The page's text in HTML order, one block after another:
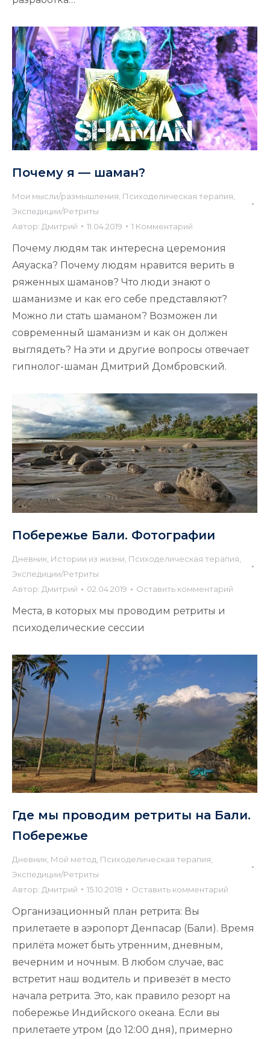
Почему я — шаман?
Мои мысли/размышления Психоделическая терапия
Экспедиции/Ретриты
Автор: Дмитрий 11.04.2019 1 Комментарий
Почему людям так интересна церемония
Аяуаска? Почему людям нравится верить в
ряженных шаманов? Что люди знают о
шаманизме и как его себе представляют?
Можно ли стать шаманом? Возможен ли
современный шаманизм и как он должен
выглядеть? На эти и другие вопросы отвечает
гипнолог-шаман Дмитрий Домбровский.
Побережье Бали. Фотографии
Дневник, Истории из жизни, Психоделическая терапия,
Экспедиции/Ретриты
Автор: Дмитрий 02.04.2019 Оставить комментарий
Места, в которых мы проводим ретриты и
психоделические сессии
Где мы проводим ретриты на Бали.
Побережье
Дневник Мой метод Психоделическая терапия
Экспедиции/Ретриты
Автор: Дмитрий 15.10.2018 Оставить комментарий
Организационный план ретрита: Вы
прилетаете в аэропорт Денпасар (Бали). Время
прилёта может быть утренним, дневным,
вечерним и ночным. В любом случае, вас
встретит наш водитель и привезёт в место
начала ретрита. Это, как правило резорт на
побережье Индийского океана. Если вы
прилетаете утром (до 12:00 дня), примерно